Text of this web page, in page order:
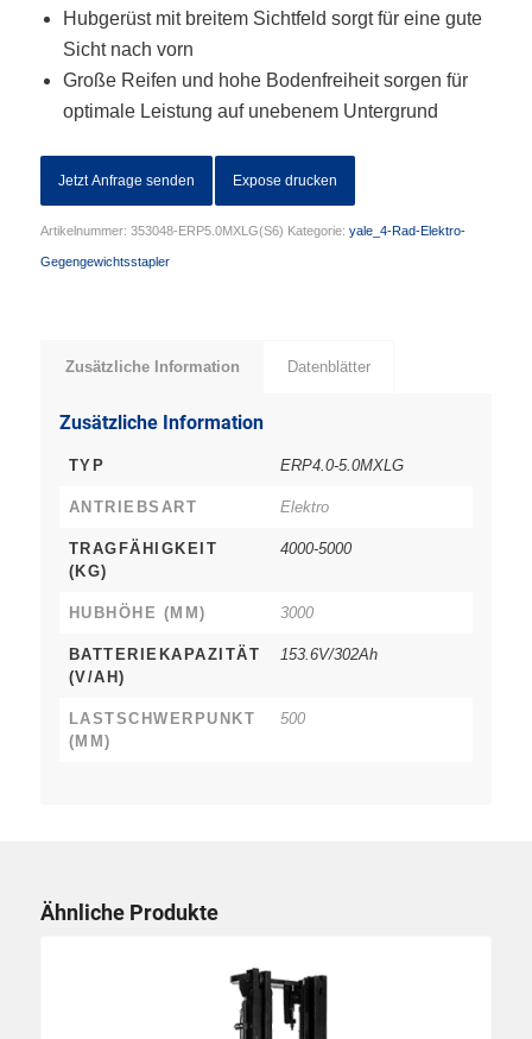
Hubgerüst mit breitem Sichtfeld sorgt für eine gute
Sicht nach vorn
Große Reifen und hohe Bodenfreiheit sorgen für
optimale Leistung auf unebenem Untergrund
Jetzt Anfrage senden Expose drucken
Artikelnummer: 353048-ERP5.0MXLG(S6) Kategorie: yale_4-Rad-Elektro-
Gegengewichtsstapler
Zusätzliche Information Datenblätter
Zusätzliche Information
TYP ERP4.0-5.0MXLG
ANTRIEBSART Elektro
TRAGFÄHIGKEIT
(KG)
4000-5000
HUBHÖHE (MM) 3000
BATTERIEKAPAZITÄT
(V/AH)
153.6V/302Ah
LASTSCHWERPUNKT
(MM)
500
Ähnliche Produkte